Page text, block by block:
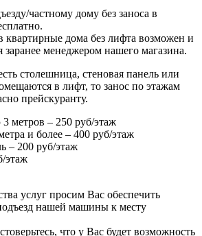
частному дому без заноса в
дома без лифта возможен и
заранее менеджером нашего магазина.
столешница, стеновая панель или
в лифт, то занос по этажам
прейскуранту.
метров – 250 руб/этаж
и более – 400 руб/этаж
– 200 руб/этаж
этаж
услуг просим Вас обеспечить
нашей машины к месту
что у Вас будет возможность